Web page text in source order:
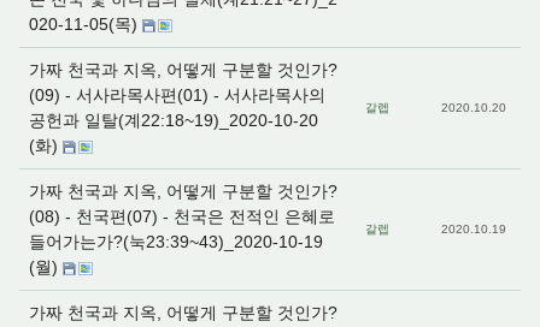
020-11-05(목)
가짜 천국과 지옥, 어떻게 구분할 것인가?
(09) - 서사라목사편(01) - 서사라목사의
공헌과 일탈(계22:18~19)_2020-10-20
(화)
갈렙 2020.10.20
가짜 천국과 지옥, 어떻게 구분할 것인가?
(08) - 천국편(07) - 천국은 전적인 은혜로
들어가는가?(눅23:39~43)_2020-10-19
(월)
갈렙 2020.10.19
가짜 천국과 지옥, 어떻게 구분할 것인가?